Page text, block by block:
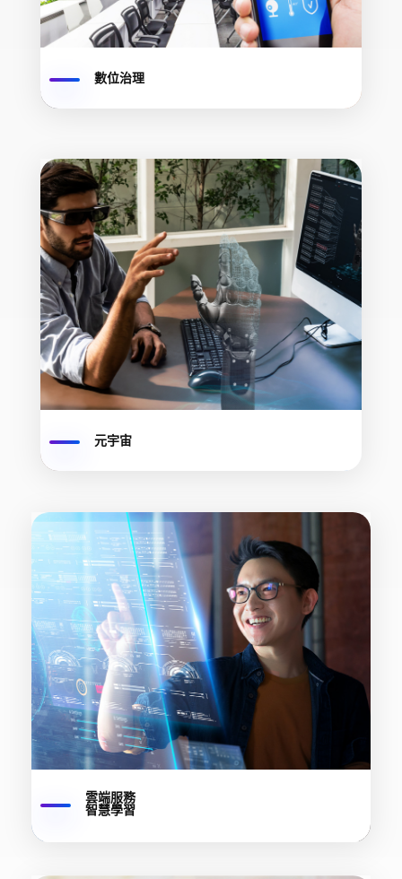
數位治理
元宇宙
雲端服務
智慧學習